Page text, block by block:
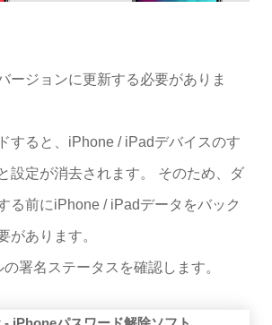
ージョンに更新する必要がありま
すると、iPhone / iPadデバイスのす
設定が消去されます。 そのため、ダ
る前にiPhone / iPadデータをバック
があります。
の署名ステータスを確認します。